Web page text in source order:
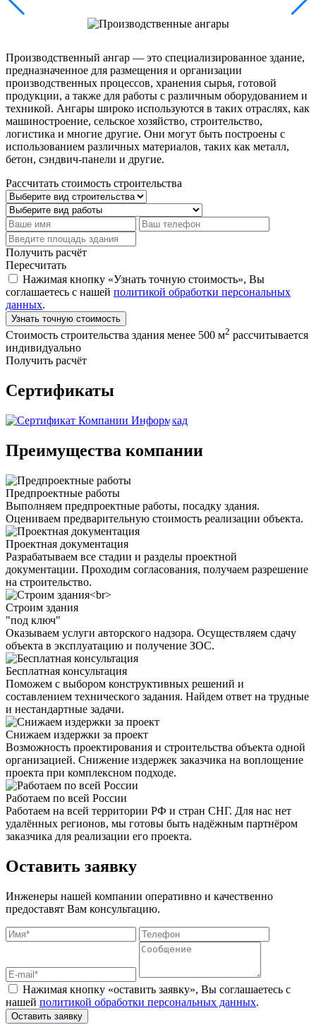
Производственный ангар — это специализированное здание,
предназначенное для размещения и организации
производственных процессов, хранения сырья, готовой
продукции, а также для работы с различным оборудованием и
техникой. Ангары широко используются в таких отраслях, как
машиностроение, сельское хозяйство, строительство,
логистика и многие другие. Они могут быть построены с
использованием различных материалов, таких как металл,
бетон, сэндвич-панели и другие.
Рассчитать стоимость строительства
Получить расчёт
Пересчитать
Нажимая кнопку «Узнать точную стоимость», Вы
соглашаетесь с нашей политикой обработки персональных
данных.
Узнать точную стоимость
Стоимость строительства здания менее 500 м2 рассчитывается
индивидуально
Получить расчёт
Сертификаты
Преимущества компании
Предпроектные работы
Выполняем предпроектные работы, посадку здания.
Оцениваем предварительную стоимость реализации объекта.
Проектная документация
Разрабатываем все стадии и разделы проектной
документации. Проходим согласования, получаем разрешение
на строительство.
Строим здания
"под ключ"
Оказываем услуги авторского надзора. Осуществляем сдачу
объекта в эксплуатацию и получение ЗОС.
Бесплатная консультация
Поможем с выбором конструктивных решений и
составлением технического задания. Найдем ответ на трудные
и нестандартные задачи.
Снижаем издержки за проект
Возможность проектирования и строительства объекта одной
организацией. Снижение издержек заказчика на воплощение
проекта при комплексном подходе.
Работаем по всей России
Работаем на всей территории РФ и стран СНГ. Для нас нет
удалённых регионов, мы готовы быть надёжным партнёром
заказчика для реализации его проекта.
Оставить заявку
Инженеры нашей компании оперативно и качественно
предоставят Вам консультацию.
Нажимая кнопку «оставить заявку», Вы соглашаетесь с
нашей политикой обработки персональных данных.
Оставить заявку